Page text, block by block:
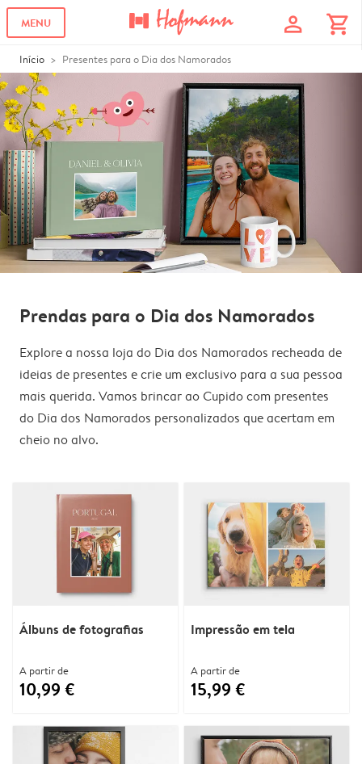
MENU profile shopping_cart
Início Presentes para o Dia dos Namorados
Prendas para o Dia dos Namorados
Explore a nossa loja do Dia dos Namorados recheada de
ideias de presentes e crie um exclusivo para a sua pessoa
mais querida. Vamos brincar ao Cupido com presentes
do Dia dos Namorados personalizados que acertam em
cheio no alvo.
Álbuns de fotografias
A partir de
10,99 €
Impressão em tela
A partir de
15,99 €